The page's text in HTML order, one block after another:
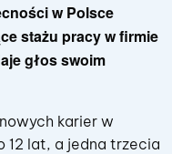
w Polsce
stażu pracy w firmie
głos swoim
karier w
12 lat, a jedna trzecia